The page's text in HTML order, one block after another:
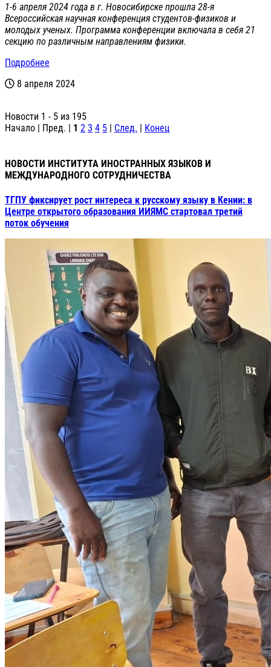
1-6 апреля 2024 года в г. Новосибирске прошла 28-я
Всероссийская научная конференция студентов-физиков и
молодых ученых. Программа конференции включала в себя 21
секцию по различным направлениям физики.
Подробнее
8 апреля 2024
Новости 1 - 5 из 195
Начало | Пред. | 1 2 3 4 5 | След. | Конец
НОВОСТИ ИНСТИТУТА ИНОСТРАННЫХ ЯЗЫКОВ И
МЕЖДУНАРОДНОГО СОТРУДНИЧЕСТВА
ТГПУ фиксирует рост интереса к русскому языку в Кении: в
Центре открытого образования ИИЯМС стартовал третий
поток обучения